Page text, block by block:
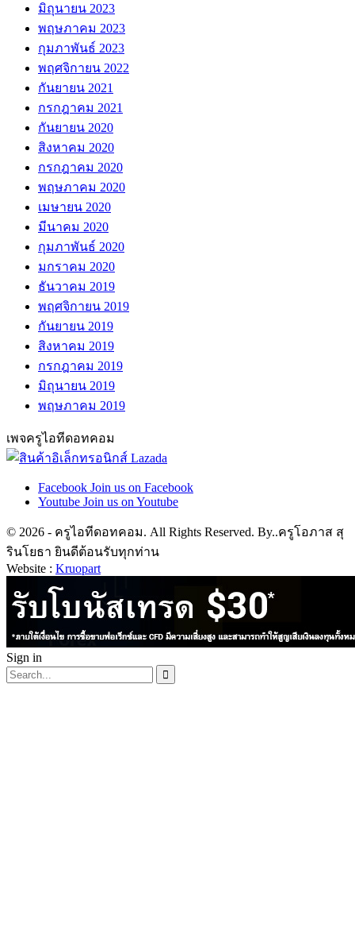
มิถุนายน 2023
พฤษภาคม 2023
กุมภาพันธ์ 2023
พฤศจิกายน 2022
กันยายน 2021
กรกฎาคม 2021
กันยายน 2020
สิงหาคม 2020
กรกฎาคม 2020
พฤษภาคม 2020
เมษายน 2020
มีนาคม 2020
กุมภาพันธ์ 2020
มกราคม 2020
ธันวาคม 2019
พฤศจิกายน 2019
กันยายน 2019
สิงหาคม 2019
กรกฎาคม 2019
มิถุนายน 2019
พฤษภาคม 2019
เพจครูไอทีดอทคอม
Facebook Join us on Facebook
Youtube Join us on Youtube
© 2026 - ครูไอทีดอทคอม. All Rights Reserved. By..ครูโอภาส สุ
รินโยธา ยินดีต้อนรับทุกท่าน
Website : Kruopart
Sign in